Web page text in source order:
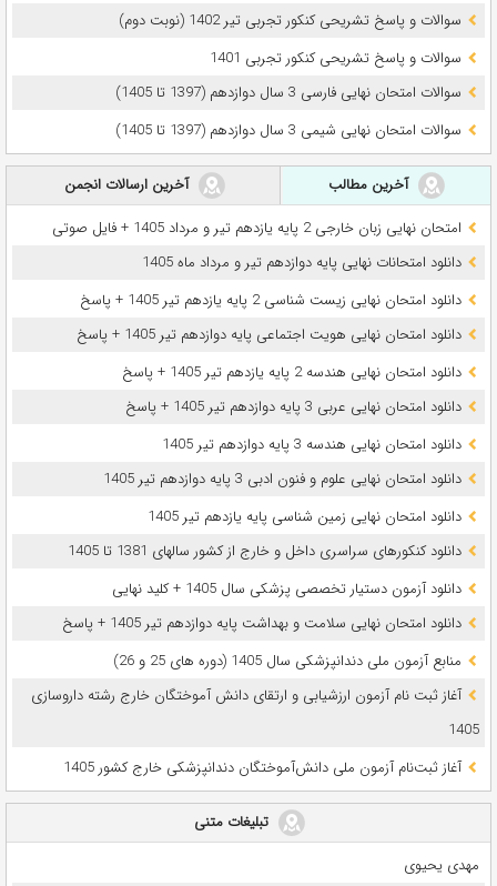
سوالات و پاسخ تشریحی کنکور تجربی تیر 1402 (نوبت دوم)
سوالات و پاسخ تشریحی کنکور تجربی 1401
سوالات امتحان نهایی فارسی 3 سال دوازدهم (1397 تا 1405)
سوالات امتحان نهایی شیمی 3 سال دوازدهم (1397 تا 1405)
آخرین مطالب
آخرین ارسالات انجمن
امتحان نهایی زبان خارجی 2 پایه یازدهم تیر و مرداد 1405 + فایل صوتی
دانلود امتحانات نهایی پایه دوازدهم تیر و مرداد ماه 1405
دانلود امتحان نهایی زیست شناسی 2 پایه یازدهم تیر 1405 + پاسخ
دانلود امتحان نهایی هویت اجتماعی پایه دوازدهم تیر 1405 + پاسخ
دانلود امتحان نهایی هندسه 2 پایه یازدهم تیر 1405 + پاسخ
دانلود امتحان نهایی عربی 3 پایه دوازدهم تیر 1405 + پاسخ
دانلود امتحان نهایی هندسه 3 پایه دوازدهم تیر 1405
دانلود امتحان نهایی علوم و فنون ادبی 3 پایه دوازدهم تیر 1405
دانلود امتحان نهایی زمین شناسی پایه یازدهم تیر 1405
دانلود کنکورهای سراسری داخل و خارج از کشور سالهای 1381 تا 1405
دانلود آزمون دستیار تخصصی پزشکی سال 1405 + کلید نهایی
دانلود امتحان نهایی سلامت و بهداشت پایه دوازدهم تیر 1405 + پاسخ
ﻣﻨﺎﺑﻊ آزﻣﻮن ﻣﻠﯽ دندانپزشکی سال 1405 (دوره های 25 و 26)
آغاز ثبت نام آزمون‌ ارزشیابی و ارتقای دانش آموختگان خارج رشته داروسازی
1405
آغاز ثبت‌نام آزمون ملی دانش‌آموختگان دندانپزشکی خارج کشور 1405
تبلیغات متنی
مهدی یحیوی